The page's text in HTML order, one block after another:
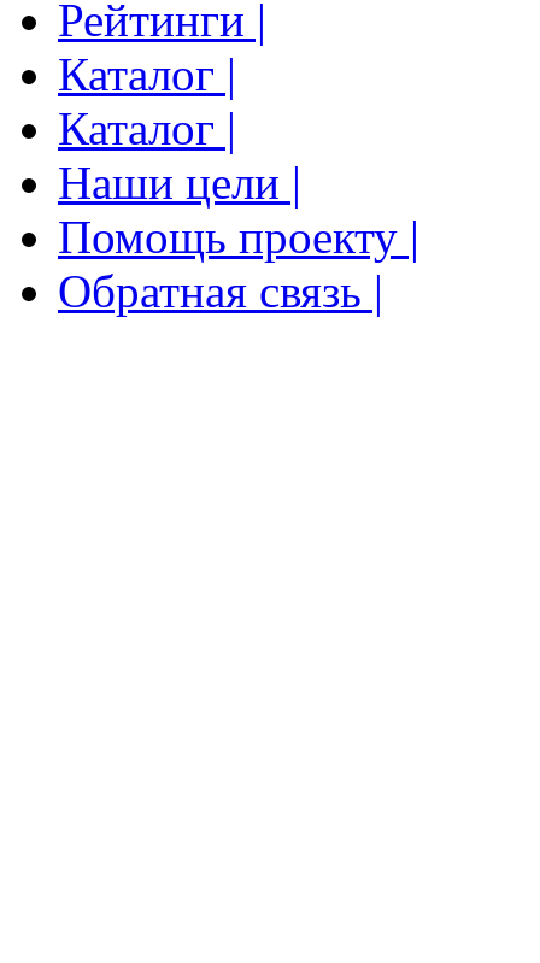
Рейтинги |
Каталог |
Каталог |
Наши цели |
Помощь проекту |
Обратная связь |